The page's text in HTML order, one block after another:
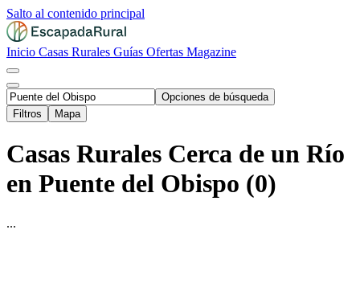
Salto al contenido principal
Inicio Casas Rurales Guías Ofertas Magazine
Opciones de búsqueda
Filtros
Mapa
Casas Rurales Cerca de un Río
en Puente del Obispo (0)
...